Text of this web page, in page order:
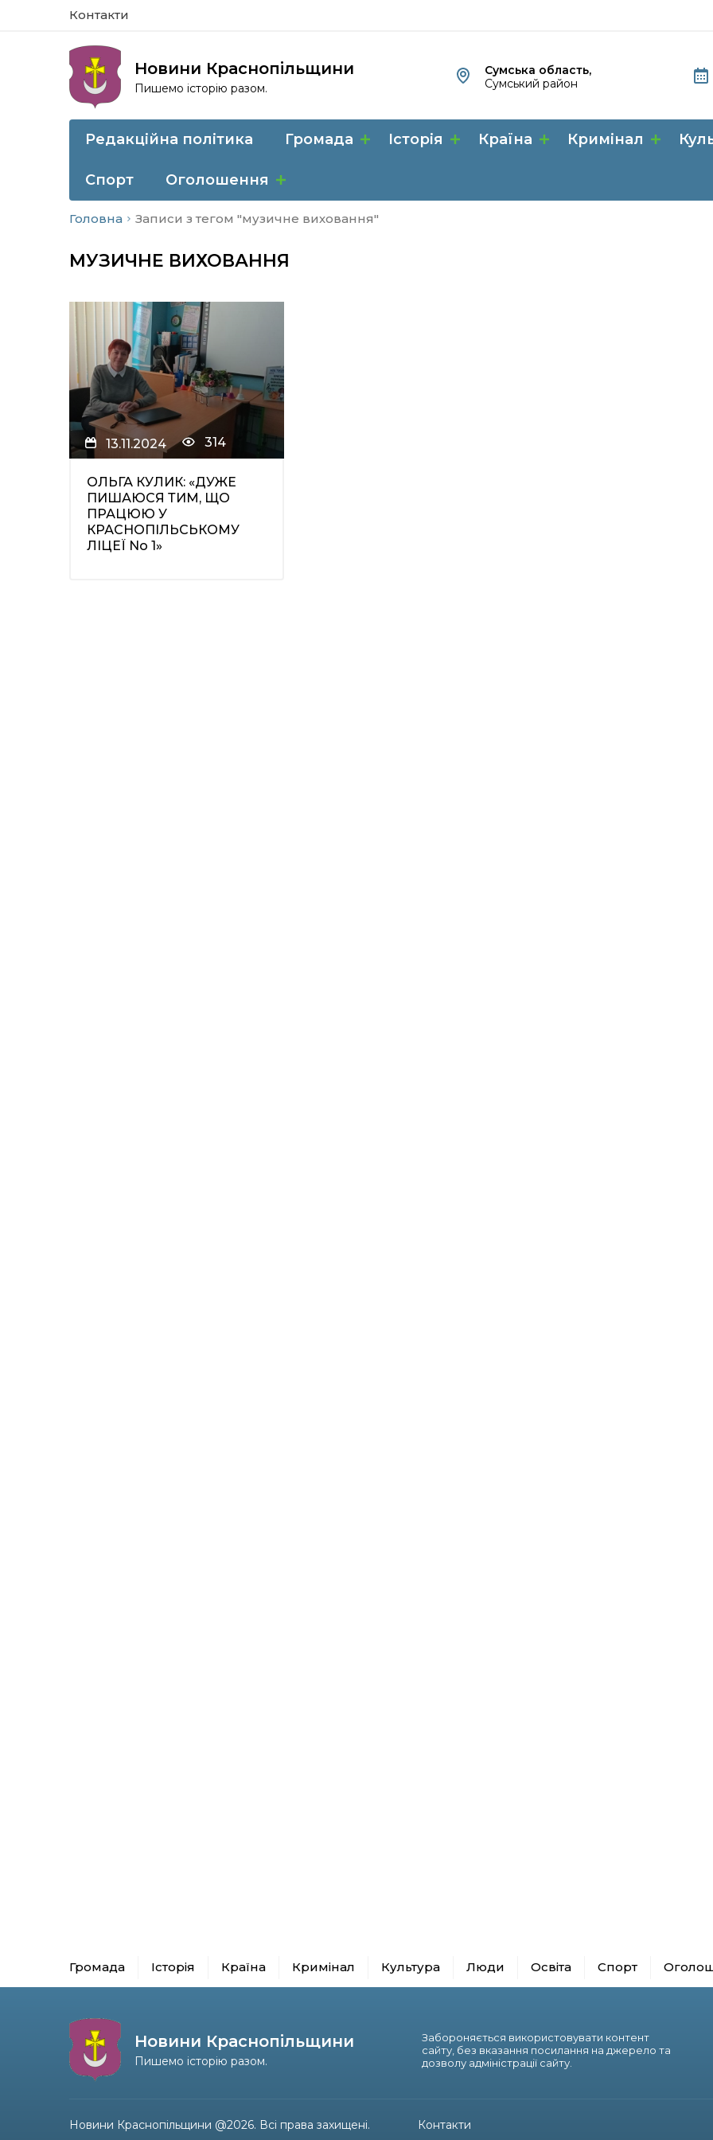
Контакти
Новини Краснопільщини
Пишемо історію разом.
Сумська область,
Сумський район
Редакційна політика Громада Історія Країна Кримінал
Спорт Оголошення
Головна Записи з тегом "музичне виховання"
МУЗИЧНЕ ВИХОВАННЯ
13.11.2024 314
ОЛЬГА КУЛИК: «ДУЖЕ
ПИШАЮСЯ ТИМ, ЩО
ПРАЦЮЮ У
КРАСНОПІЛЬСЬКОМУ
ЛІЦЕЇ No 1»
Громада Історія Країна Кримінал Культура Люди Освіта Спорт
Новини Краснопільщини
Пишемо історію разом.
Забороняється використовувати контент
сайту, без вказання посилання на джерело та
дозволу адміністрації сайту.
Новини Краснопільщини @2026. Всі права захищені. Контакти